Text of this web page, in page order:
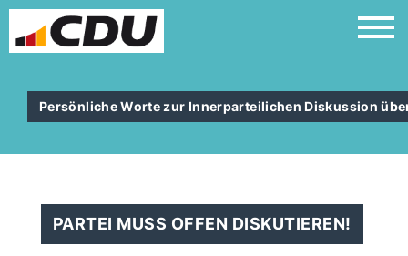
Persönliche Worte zur Innerparteilichen Diskussion
PARTEI MUSS OFFEN DISKUTIEREN!